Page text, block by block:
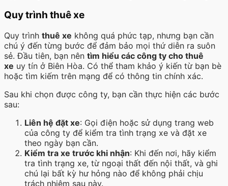
Quy trình thuê xe
Quy trình thuê xe không quá phức tạp, nhưng bạn cần
chú ý đến từng bước để đảm bảo mọi thứ diễn ra suôn
sẻ. Đầu tiên, bạn nên tìm hiểu các công ty cho thuê
xe uy tín ở Biên Hòa. Có thể tham khảo ý kiến từ bạn bè
hoặc tìm kiếm trên mạng để có thông tin chính xác.
Sau khi chọn được công ty, bạn cần thực hiện các bước
sau:
Liên hệ đặt xe: Gọi điện hoặc sử dụng trang web
của công ty để kiểm tra tình trạng xe và đặt xe
theo ngày bạn cần.
Kiểm tra xe trước khi nhận: Khi đến nơi, hãy kiểm
tra tình trạng xe, từ ngoại thất đến nội thất, và ghi
chú lại bất kỳ hư hỏng nào để không phải chịu
trách nhiệm sau này.